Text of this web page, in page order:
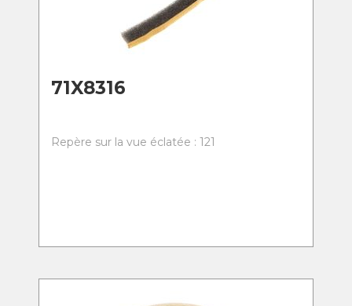
71X8316
Repère sur la vue éclatée : 121